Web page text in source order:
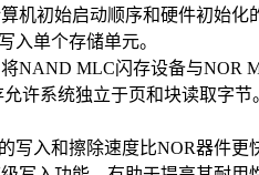
机初始启动顺序和硬件初始
入单个存储单元。
NAND MLC闪存设备与NOR
许系统独立于页和块读取字
写入和擦除速度比NOR器件更